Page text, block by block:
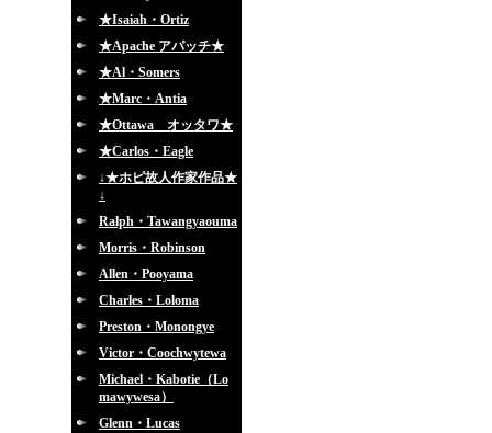
★Isaiah・Ortiz
★Apache アパッチ★
★Al・Somers
★Marc・Antia
★Ottawa オッタワ★
★Carlos・Eagle
↓★ホピ故人作家作品★
↓
Ralph・Tawangyaouma
Morris・Robinson
Allen・Pooyama
Charles・Loloma
Preston・Monongye
Victor・Coochwytewa
Michael・Kabotie（Lo
mawywesa）
Glenn・Lucas